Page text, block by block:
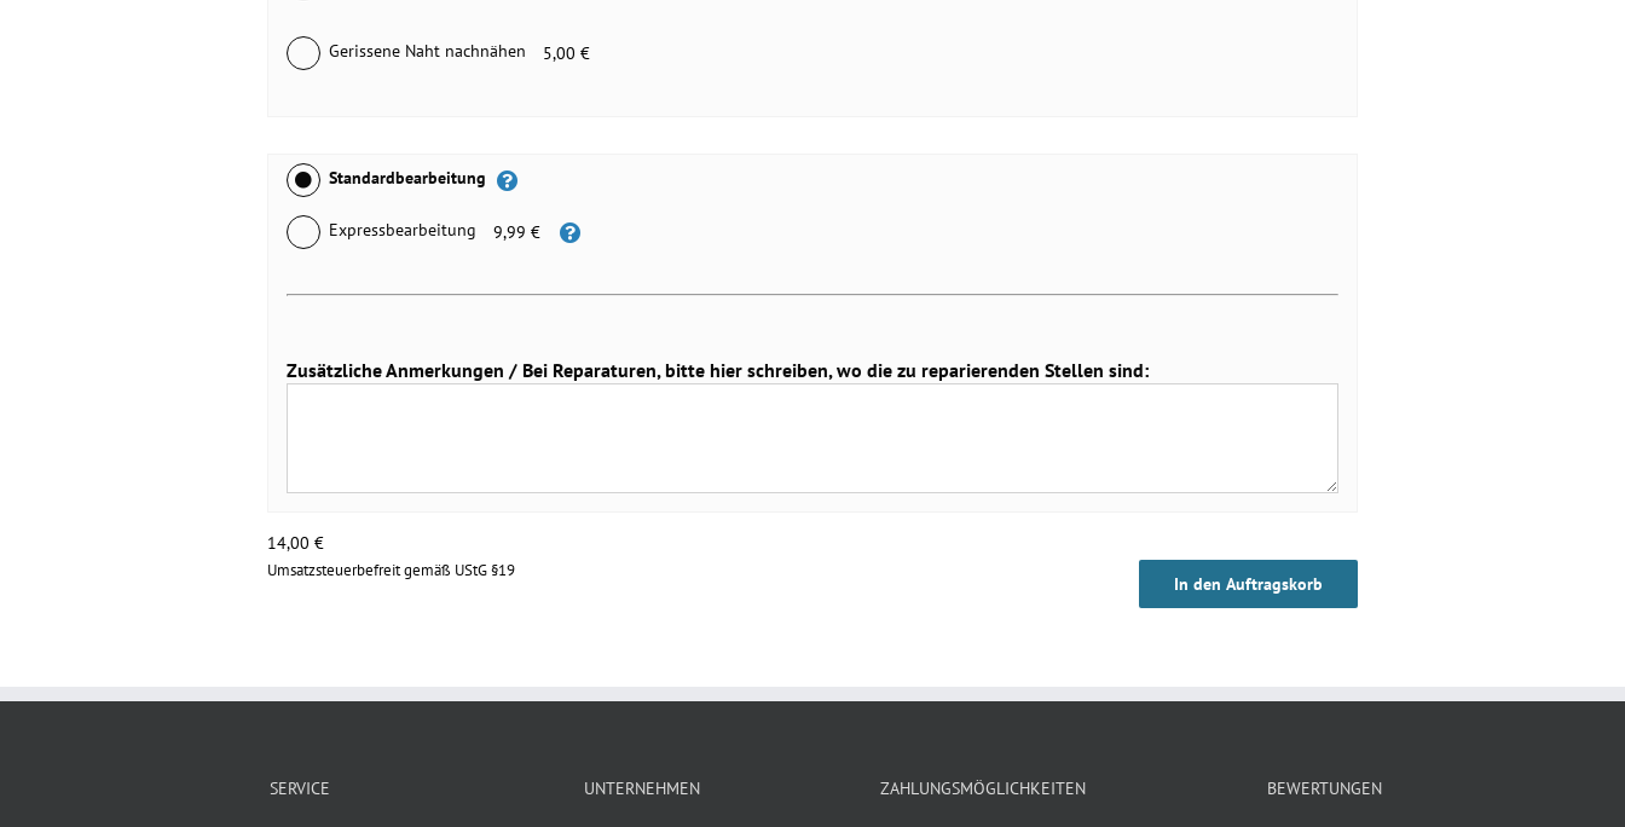
Gerissene Naht nachnähen 5,00 €
Standardbearbeitung
Expressbearbeitung 9,99 €
Zusätzliche Anmerkungen / Bei Reparaturen, bitte hier schreiben, wo die zu reparierenden Stellen sind:
In den Auftragskorb
14,00 €
Umsatzsteuerbefreit gemäß UStG §19
SERVICE UNTERNEHMEN ZAHLUNGSMÖGLICHKEITEN BEWERTUNGEN